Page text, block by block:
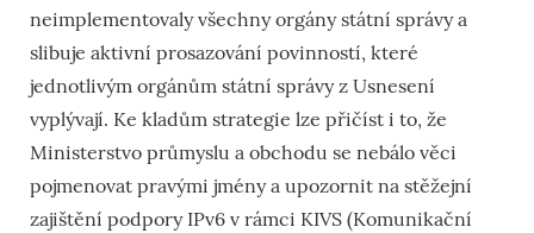
neimplementovaly všechny orgány státní správy a
slibuje aktivní prosazování povinností, které
jednotlivým orgánům státní správy z Usnesení
vyplývají. Ke kladům strategie lze přičíst i to, že
Ministerstvo průmyslu a obchodu se nebálo věci
pojmenovat pravými jmény a upozornit na stěžejní
zajištění podpory IPv6 v rámci KIVS (Komunikační